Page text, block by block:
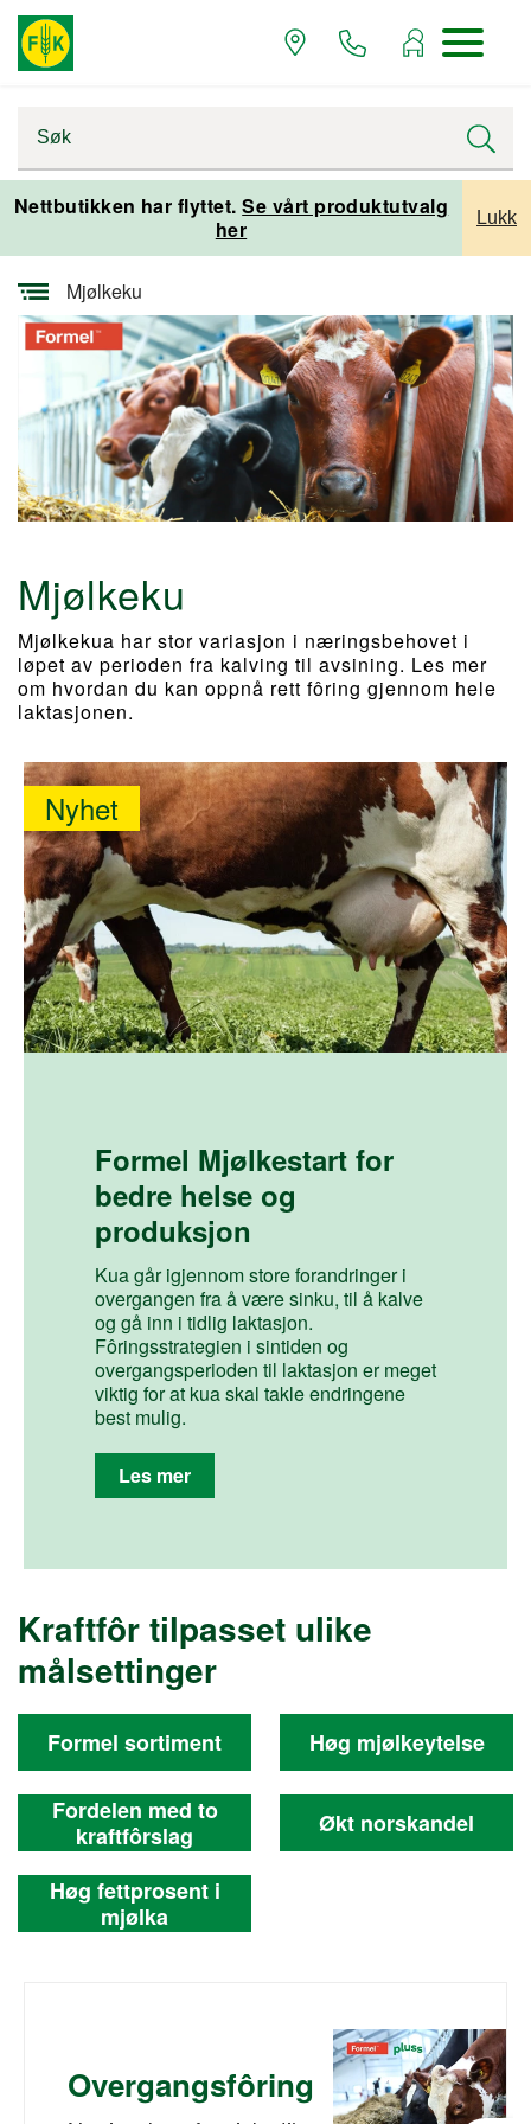
Nettbutikken har flyttet.Se vårt produktutvalg
her
Lukk
Startsiden
Varemerker og leverandører
Mjølkeku
Mjølkeku
Mjølkekua har stor variasjon i næringsbehovet i
løpet av perioden fra kalving til avsining. Les mer
om hvordan du kan oppnå rett fôring gjennom hele
laktasjonen.
Nyhet
Formel Mjølkestart for
bedre helse og
produksjon
Kua går igjennom store forandringer i
overgangen fra å være sinku, til å kalve
og gå inn i tidlig laktasjon.
Fôringsstrategien i sintiden og
overgangsperioden til laktasjon er meget
viktig for at kua skal takle endringene
best mulig.
Les mer
Kraftfôr tilpasset ulike
målsettinger
Formel sortiment Høg mjølkeytelse
Fordelen med to
kraftfôrslag
Økt norskandel
Høg fettprosent i
mjølka
Overgangsfôring